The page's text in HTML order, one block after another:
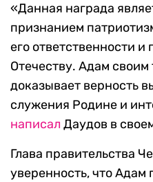
«Данная награда
признанием
его ответственности
Отечеству. Адам
доказывает верность
служения Родине и
написал Даудов в
Глава правительства
уверенность, что Адам